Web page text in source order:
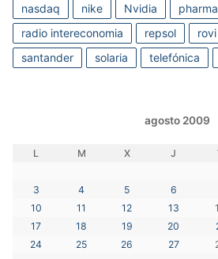
nasdaq
nike Nvidia
radio intereconomia
repsol rovi
santander
solaria telefónica
agosto 2009
L M X J
3
4 5 6
10
11 12 13
17
18 19 20
24
25 26 27